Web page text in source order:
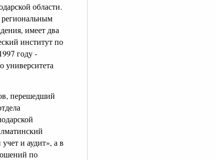
области.
региональным
имеет два
институт по
году -
университета
перешедший
и аудит», а в
по